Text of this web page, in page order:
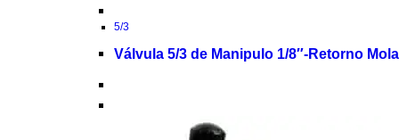
5/3
Válvula 5/3 de Manipulo 1/8″-Retorno